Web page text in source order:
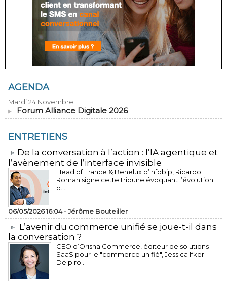
AGENDA
Mardi 24 Novembre
Forum Alliance Digitale 2026
ENTRETIENS
​De la conversation à l’action : l’IA agentique et
l’avènement de l’interface invisible
Head of France & Benelux d’Infobip, Ricardo
Roman signe cette tribune évoquant l’évolution
d...
06/05/2026 16:04 -Jérôme Bouteiller
L’avenir du commerce unifié se joue-t-il dans
la conversation ?
CEO d’Orisha Commerce, éditeur de solutions
SaaS pour le "commerce unifié", Jessica Ifker
Delpiro...